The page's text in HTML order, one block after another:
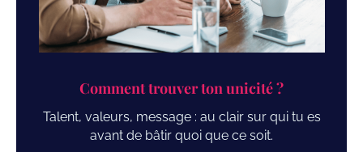
Comment trouver ton unicité ?
Talent, valeurs, message : au clair sur qui tu es
avant de bâtir quoi que ce soit.